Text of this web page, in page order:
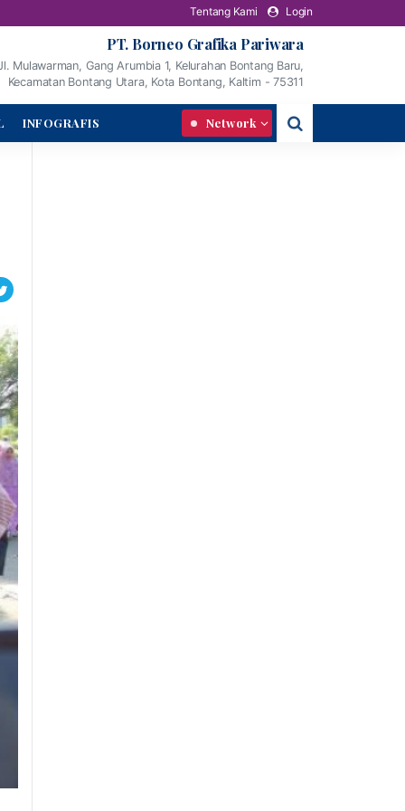
Tentang Kami Login
PT. Borneo Grafika Pariwara
Mulawarman, Gang Arumbia 1, Kelurahan Bontang Baru,
Kecamatan Bontang Utara, Kota Bontang, Kaltim - 75311
INFOGRAFIS Network